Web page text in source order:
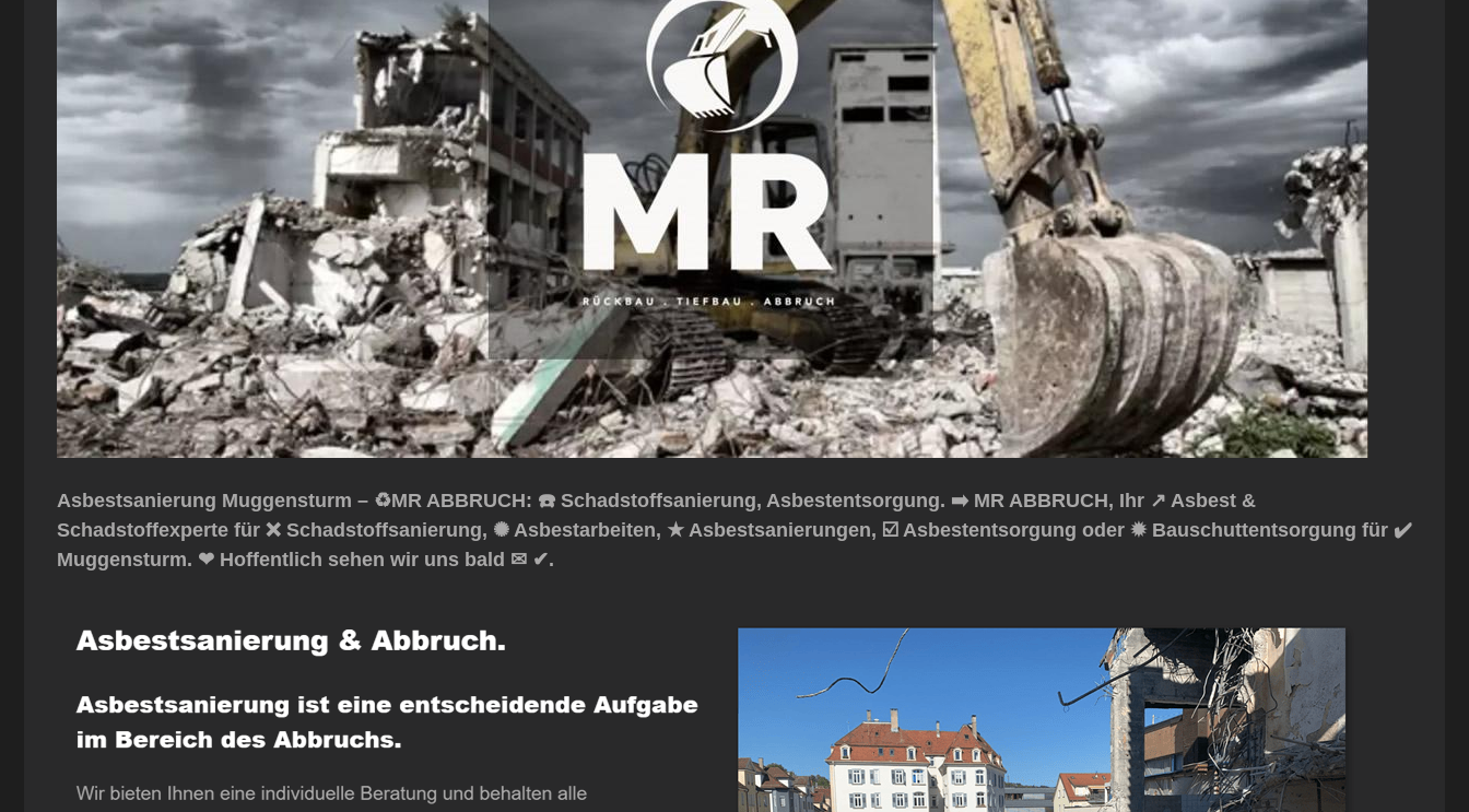
Asbestsanierung Muggensturm – ♻️MR ABBRUCH: ☎️ Schadstoffsanierung, Asbestentsorgung. ➡️ MR ABBRUCH, Ihr ↗️ Asbest &
Schadstoffexperte für ❌ Schadstoffsanierung, ✺ Asbestarbeiten, ★ Asbestsanierungen, ☑️ Asbestentsorgung oder ✹ Bauschuttentsorgung für ✔️
Muggensturm. ❤ Hoffentlich sehen wir uns bald ✉ ✔.